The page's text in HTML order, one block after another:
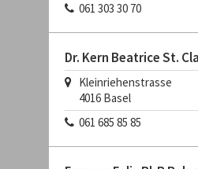
061 303 30 70
Dr. Kern Beatrice St.
Kleinriehenstrasse
4016 Basel
061 685 85 85